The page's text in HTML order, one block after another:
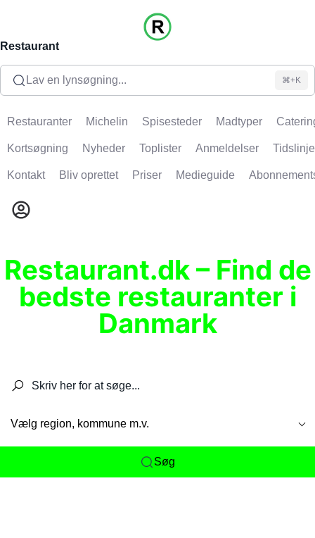
Restaurant
Lav en lynsøgning... ⌘+K
Restauranter Michelin Spisesteder Madtyper
Kortsøgning Nyheder Toplister Anmeldelser Tidslinje
Kontakt Bliv oprettet Priser Medieguide
Restaurant.dk – Find de
bedste restauranter i
Danmark
Vælg region, kommune m.v.
Søg